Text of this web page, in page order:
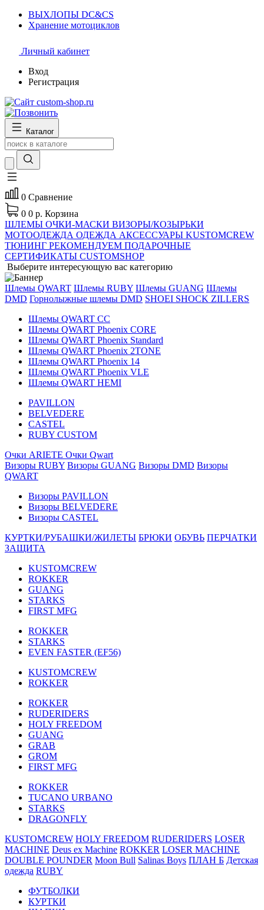
ВЫХЛОПЫ DC&CS
Хранение мотоциклов
Личный кабинет
Вход
Регистрация
Каталог
0 Сравнение
0 0 р. Корзина
ШЛЕМЫ ОЧКИ-МАСКИ ВИЗОРЫ/КОЗЫРЬКИ
МОТООДЕЖДА ОДЕЖДА АКСЕССУАРЫ KUSTOMCREW
ТЮНИНГ РЕКОМЕНДУЕМ ПОДАРОЧНЫЕ
СЕРТИФИКАТЫ CUSTOMSHOP
Выберите интересующую вас категорию
Шлемы QWART Шлемы RUBY Шлемы GUANG Шлемы
DMD Горнолыжные шлемы DMD SHOEI SHOCK ZILLERS
Шлемы QWART CC
Шлемы QWART Phoenix CORE
Шлемы QWART Phoenix Standard
Шлемы QWART Phoenix 2TONE
Шлемы QWART Phoenix 14
Шлемы QWART Phoenix VLE
Шлемы QWART HEMI
PAVILLON
BELVEDERE
CASTEL
RUBY CUSTOM
Очки ARIETE Очки Qwart
Визоры RUBY Визоры GUANG Визоры DMD Визоры
QWART
Визоры PAVILLON
Визоры BELVEDERE
Визоры CASTEL
КУРТКИ/РУБАШКИ/ЖИЛЕТЫ БРЮКИ ОБУВЬ ПЕРЧАТКИ
ЗАЩИТА
KUSTOMCREW
ROKKER
GUANG
STARKS
FIRST MFG
ROKKER
STARKS
EVEN FASTER (EF56)
KUSTOMCREW
ROKKER
ROKKER
RUDERIDERS
HOLY FREEDOM
GUANG
GRAB
GROM
FIRST MFG
ROKKER
TUCANO URBANO
STARKS
DRAGONFLY
KUSTOMCREW HOLY FREEDOM RUDERIDERS LOSER
MACHINE Deus ex Machine ROKKER LOSER MACHINE
DOUBLE POUNDER Moon Bull Salinas Boys ПЛАН Б Детская
одежда RUBY
ФУТБОЛКИ
КУРТКИ